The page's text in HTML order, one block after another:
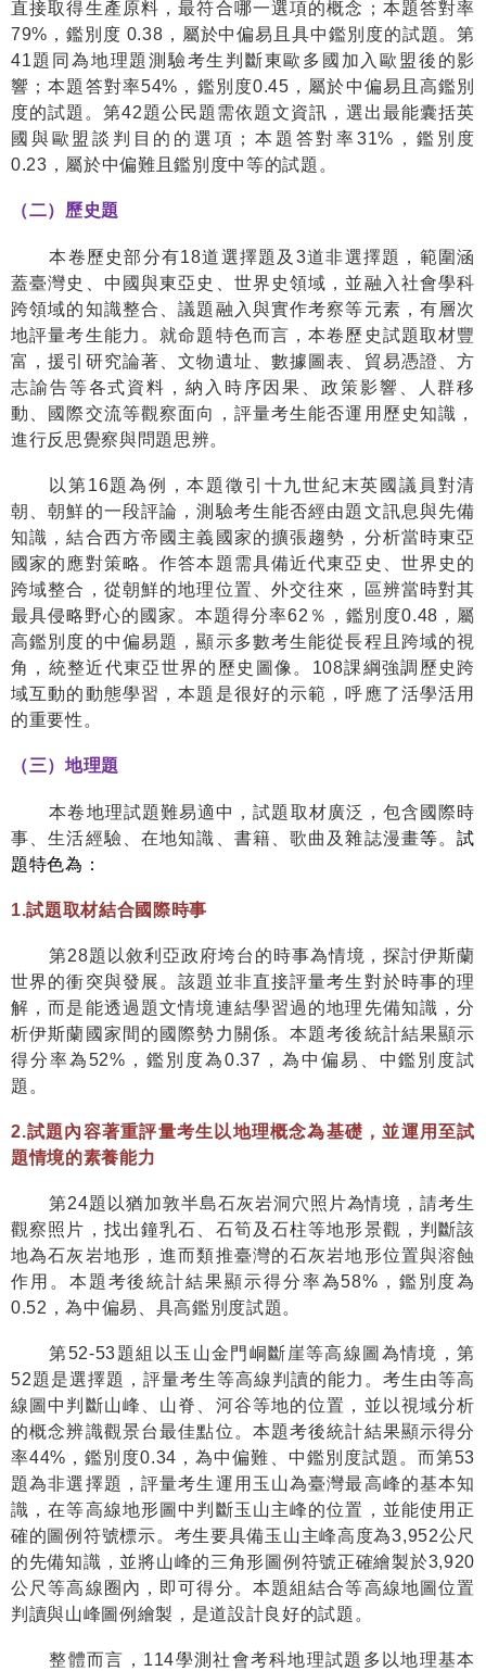
直接取得生產原料，最符合哪一選項的概念；本題答對率
79% ，鑑別度 0.38 ，屬於中偏易且具中鑑別度的試題。第
41題同為地理題測驗考生判斷東歐多國加入歐盟後的影
響；本題答對率54% ，鑑別度0.45 ，屬於中偏易且高鑑別
度的試題。第42題公民題需依題文資訊，選出最能囊括英
國與歐盟談判目的的選項；本題答對率31% ，鑑別度
0.23 ，屬於中偏難且鑑別度中等的試題。
（二）歷史題
本卷歷史部分有18道選擇題及 3道非選擇題，範圍涵
蓋臺灣史、中國與東亞史、世界史領域，並融入社會學科
跨領域的知識整合、議題融入與實作考察等元素，有層次
地評量考生能力。就命題特色而言，本卷歷史試題取材豐
富，援引研究論著、文物遺址、數據圖表、貿易憑證、方
志諭告等各式資料，納入時序因果、政策影響、人群移
動、國際交流等觀察面向，評量考生能否運用歷史知識，
進行反思覺察與問題思辨。
以第16題為例，本題徵引十九世紀末英國議員對清
朝、朝鮮的一段評論，測驗考生能否經由題文訊息與先備
知識，結合西方帝國主義國家的擴張趨勢，分析當時東亞
國家的應對策略。作答本題需具備近代東亞史、世界史的
跨域整合，從朝鮮的地理位置、外交往來，區辨當時對其
最具侵略野心的國家。本題得分率62 ％，鑑別度0.48 ，屬
高鑑別度的中偏易題，顯示多數考生能從長程且跨域的視
角，統整近代東亞世界的歷史圖像。 108課綱強調歷史跨
域互動的動態學習，本題是很好的示範，呼應了活學活用
的重要性。
（三）地理題
本卷地理試題難易適中，試題取材廣泛，包含國際時
事、生活經驗、在地知識、書籍、歌曲及雜誌漫畫等。試
題特色為：
1.試題取材結合國際時事
第28題以敘利亞政府垮台的時事為情境，探討伊斯蘭
世界的衝突與發展。該題並非直接評量考生對於時事的理
解，而是能透過題文情境連結學習過的地理先備知識，分
析伊斯蘭國家間的國際勢力關係。本題考後統計結果顯示
得分率為52% ，鑑別度為0.37 ，為中偏易、中鑑別度試
題。
2.試題內容著重評量考生以地理概念為基礎，並運用至試
題情境的素養能力
第24題以猶加敦半島石灰岩洞穴照片為情境，請考生
觀察照片，找出鐘乳石、石筍及石柱等地形景觀，判斷該
地為石灰岩地形，進而類推臺灣的石灰岩地形位置與溶蝕
作用。本題考後統計結果顯示得分率為58% ，鑑別度為
0.52 ，為中偏易、具高鑑別度試題。
第52-53題組以玉山金門峒斷崖等高線圖為情境，第
52題是選擇題，評量考生等高線判讀的能力。考生由等高
線圖中判斷山峰、山脊、河谷等地的位置，並以視域分析
的概念辨識觀景台最佳點位。本題考後統計結果顯示得分
率44% ，鑑別度0.34 ，為中偏難、中鑑別度試題。而第53
題為非選擇題，評量考生運用玉山為臺灣最高峰的基本知
識，在等高線地形圖中判斷玉山主峰的位置，並能使用正
確的圖例符號標示。考生要具備玉山主峰高度為3,952公尺
的先備知識，並將山峰的三角形圖例符號正確繪製於3,920
公尺等高線圈內，即可得分。本題組結合等高線地圖位置
判讀與山峰圖例繪製，是道設計良好的試題。
整體而言， 114學測社會考科地理試題多以地理基本